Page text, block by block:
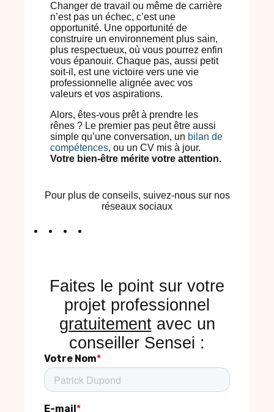
Changer de travail ou même de carrière
n’est pas un échec, c’est une
opportunité. Une opportunité de
construire un environnement plus sain,
plus respectueux, où vous pourrez enfin
vous épanouir. Chaque pas, aussi petit
soit-il, est une victoire vers une vie
professionnelle alignée avec vos
valeurs et vos aspirations.
Alors, êtes-vous prêt à prendre les
rênes ? Le premier pas peut être aussi
simple qu’une conversation, un bilan de
compétences, ou un CV mis à jour.
Votre bien-être mérite votre attention.
Pour plus de conseils, suivez-nous sur nos
réseaux sociaux
Faites le point sur votre
projet professionnel
gratuitementavec un
conseiller Sensei :